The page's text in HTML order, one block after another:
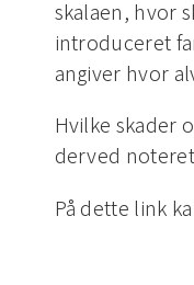
skalaen, hvor
introduceret
angiver hvor
Hvilke skader
derved
På dette link